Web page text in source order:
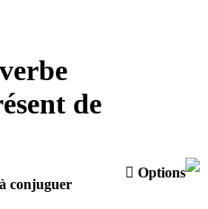
de
 Options
conjuguer